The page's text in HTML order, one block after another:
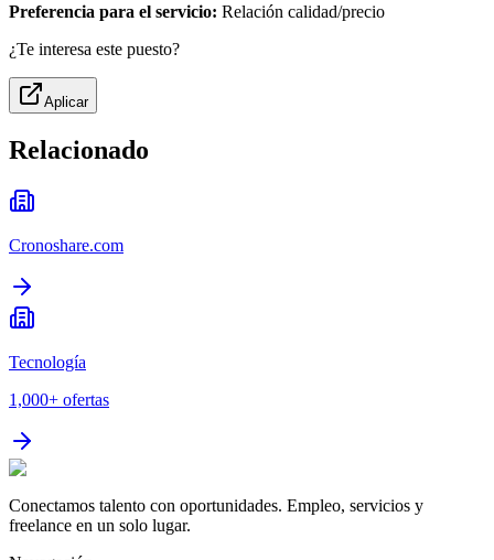
Preferencia para el servicio: Relación calidad/precio
¿Te interesa este puesto?
Aplicar
Relacionado
Cronoshare.com
Tecnología
1,000+ ofertas
Conectamos talento con oportunidades. Empleo, servicios y
freelance en un solo lugar.